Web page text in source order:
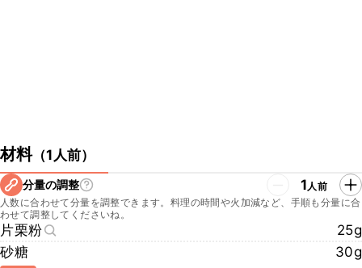
材料（1人前）
分量の調整 1人前
人数に合わせて分量を調整できます。料理の時間や火加減など、手順も分量に合
わせて調整してくださいね。
片栗粉
25g
砂糖
30g